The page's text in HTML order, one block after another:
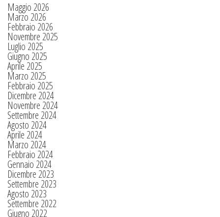
Maggio 2026
Marzo 2026
Febbraio 2026
Novembre 2025
Luglio 2025
Giugno 2025
Aprile 2025
Marzo 2025
Febbraio 2025
Dicembre 2024
Novembre 2024
Settembre 2024
Agosto 2024
Aprile 2024
Marzo 2024
Febbraio 2024
Gennaio 2024
Dicembre 2023
Settembre 2023
Agosto 2023
Settembre 2022
Giugno 2022